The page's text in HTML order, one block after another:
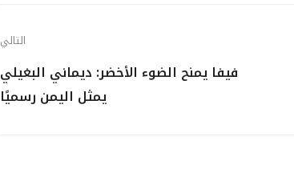
التالي
فيفا يمنح الضوء الأخضر: ديماني البغيلي
يمثل اليمن رسميًا